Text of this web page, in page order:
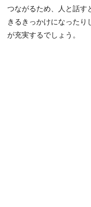
つながるため、人と話す
きるきっかけになったり
が充実するでしょう。